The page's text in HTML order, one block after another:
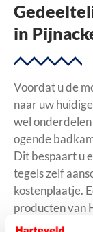
in
Voordat u de
naar uw
wel
ogende
Dit bespaart u
tegels zelf
kostenplaatje.
producten van
geprijsd. Wij